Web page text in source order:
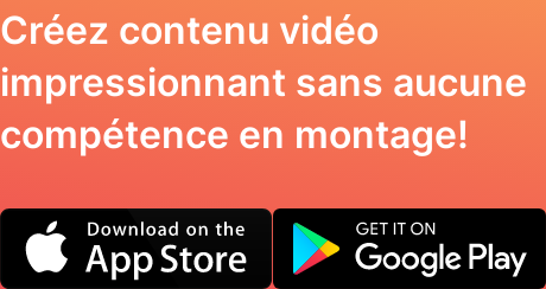
Créez contenu vidéo
impressionnant sans aucune
compétence en montage!